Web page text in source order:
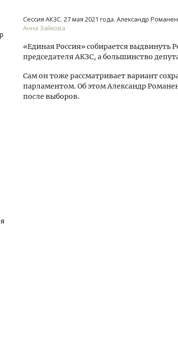
Сессия АКЗС. 27 мая 2021 года. Александр
Анна Зайкова
«Единая Россия» собирается выдвинуть
председателя АКЗС, а большинство
Сам он тоже рассматривает вариант
парламентом. Об этом Александр
после выборов.